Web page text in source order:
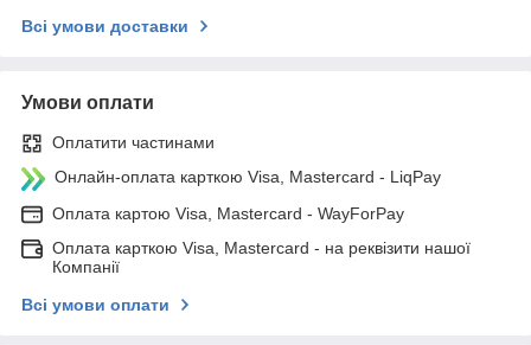
Всі умови доставки
Умови оплати
Оплатити частинами
Онлайн-оплата карткою Visa, Mastercard - LiqPay
Оплата картою Visa, Mastercard - WayForPay
Оплата карткою Visa, Mastercard - на реквізити нашої
Компанії
Всі умови оплати